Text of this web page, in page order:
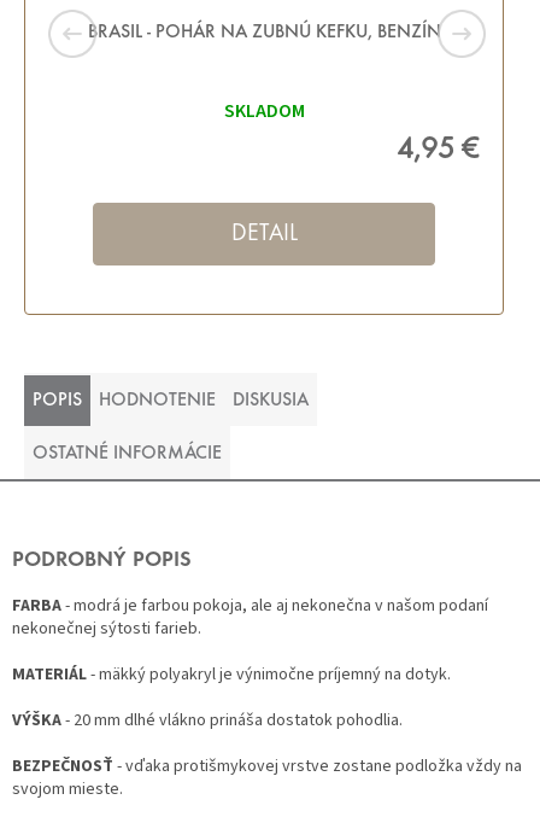
BRASIL - POHÁR NA ZUBNÚ KEFKU, BENZÍN
SKLADOM
4,95 €
DETAIL
POPIS HODNOTENIE DISKUSIA
OSTATNÉ INFORMÁCIE
PODROBNÝ POPIS
FARBA- modrá je farbou pokoja, ale aj nekonečna v našom podaní
nekonečnej sýtosti farieb.
MATERIÁL- mäkký polyakryl je výnimočne príjemný na dotyk.
VÝŠKA- 20 mm dlhé vlákno prináša dostatok pohodlia.
BEZPEČNOSŤ - vďaka protišmykovej vrstve zostane podložka vždy na
svojom mieste.